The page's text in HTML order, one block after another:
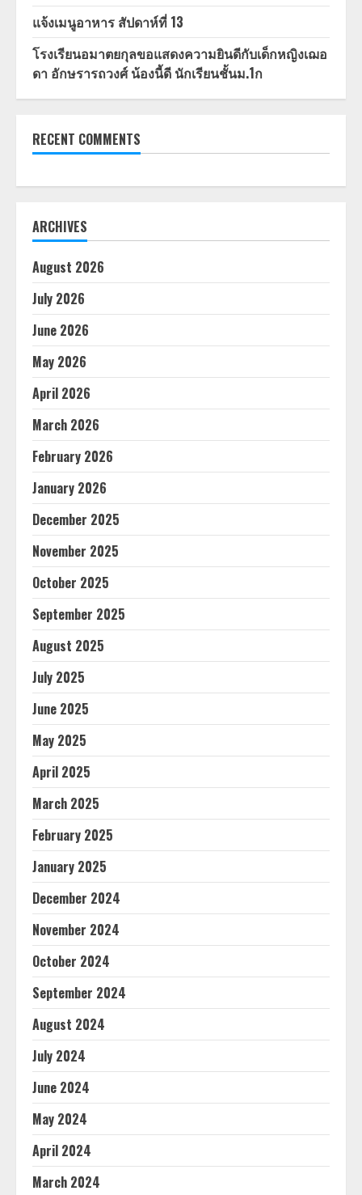
แจ้งเมนูอาหาร สัปดาห์ที่ 13
โรงเรียนอมาตยกุลขอแสดงความยินดีกับเด็กหญิงเฌอ
ดา อักษรารถวงศ์ น้องนี้ดี นักเรียนชั้นม.1ก
RECENT COMMENTS
ARCHIVES
August 2026
July 2026
June 2026
May 2026
April 2026
March 2026
February 2026
January 2026
December 2025
November 2025
October 2025
September 2025
August 2025
July 2025
June 2025
May 2025
April 2025
March 2025
February 2025
January 2025
December 2024
November 2024
October 2024
September 2024
August 2024
July 2024
June 2024
May 2024
April 2024
March 2024